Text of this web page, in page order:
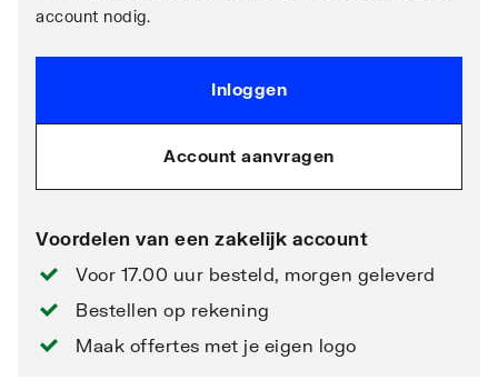
account nodig.
Inloggen
Account aanvragen
Voordelen van een zakelijk account
Voor 17.00 uur besteld, morgen geleverd
Bestellen op rekening
Maak offertes met je eigen logo